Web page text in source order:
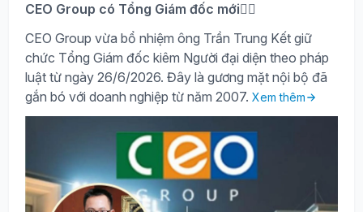
CEO Group có Tổng Giám đốc mới🙍‍♂️
CEO Group vừa bổ nhiệm ông Trần Trung Kết giữ
chức Tổng Giám đốc kiêm Người đại diện theo pháp
luật từ ngày 26/6/2026. Đây là gương mặt nội bộ đã
gắn bó với doanh nghiệp từ năm 2007. Xem thêm